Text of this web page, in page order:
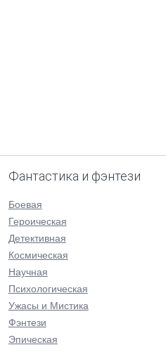
Фантастика и фэнтези
Боевая
Героическая
Детективная
Космическая
Научная
Психологическая
Ужасы и Мистика
Фэнтези
Эпическая